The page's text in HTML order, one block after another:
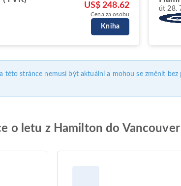
US$ 248.62
Cena za osobu
Kniha
út 28.
této stránce nemusí být aktuální a mohou se změnit
o letu z Hamilton do Vancouver